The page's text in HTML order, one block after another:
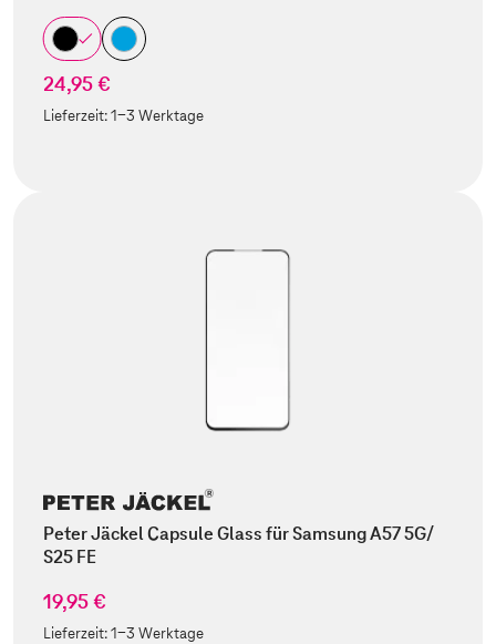
24,95 €
Lieferzeit:1-3 Werktage
Peter Jäckel Capsule Glass für Samsung A57 5G/
S25 FE
19,95 €
Lieferzeit:1-3 Werktage